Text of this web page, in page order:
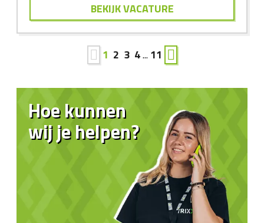
BEKIJK VACATURE
1 2 3 4... 11
Hoe kunnen
wij je helpen?